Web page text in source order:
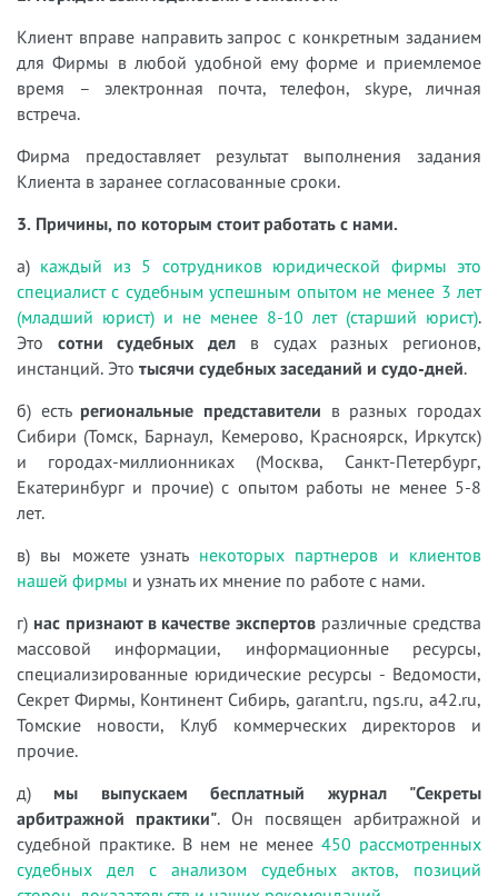
Клиент вправе направить запрос с конкретным заданием
для Фирмы в любой удобной ему форме и приемлемое
время – электронная почта, телефон, skype, личная
встреча.
Фирма предоставляет результат выполнения задания
Клиента в заранее согласованные сроки.
3. Причины, по которым стоит работать с нами.
а) каждый из 5 сотрудников юридической фирмы это
специалист с судебным успешным опытом не менее 3 лет
(младший юрист) и не менее 8-10 лет (старший юрист).
Это сотни судебных дел в судах разных регионов,
инстанций. Это тысячи судебных заседаний и судо-дней.
б) есть региональные представители в разных городах
Сибири (Томск, Барнаул, Кемерово, Красноярск, Иркутск)
и городах-миллионниках (Москва, Санкт-Петербург,
Екатеринбург и прочие) с опытом работы не менее 5-8
лет.
в) вы можете узнать некоторых партнеров и клиентов
нашей фирмы и узнать их мнение по работе с нами.
г) нас признают в качестве экспертов различные средства
массовой информации, информационные ресурсы,
специализированные юридические ресурсы - Ведомости,
Секрет Фирмы, Континент Сибирь, garant.ru, ngs.ru, a42.ru,
Томские новости, Клуб коммерческих директоров и
прочие.
д) мы выпускаем бесплатный журнал "Секреты
арбитражной практики". Он посвящен арбитражной и
судебной практике. В нем не менее 450 рассмотренных
судебных дел с анализом судебных актов, позиций